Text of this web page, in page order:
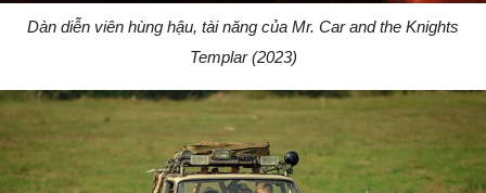
Dàn diễn viên hùng hậu, tài năng của Mr. Car and the Knights
Templar (2023)